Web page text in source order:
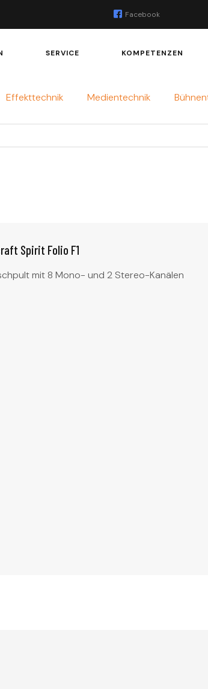
Facebook
SERVICE KOMPETENZEN
Effekttechnik Medientechnik
Spirit Folio F1
mit 8 Mono- und 2 Stereo-Kanälen